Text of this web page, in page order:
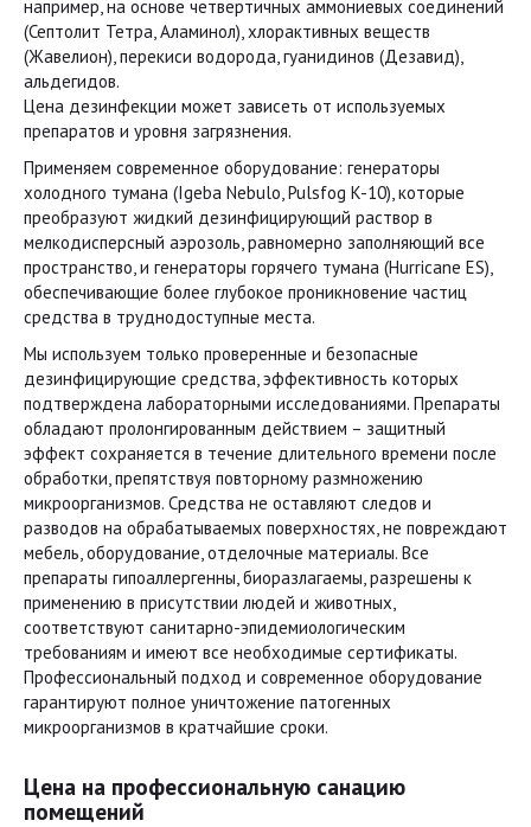
например, на основе четвертичных аммониевых соединений
(Септолит Тетра, Аламинол), хлорактивных веществ
(Жавелион), перекиси водорода, гуанидинов (Дезавид),
альдегидов.
Цена дезинфекции может зависеть от используемых
препаратов и уровня загрязнения.
Применяем современное оборудование: генераторы
холодного тумана (Igeba Nebulo, Pulsfog K-10), которые
преобразуют жидкий дезинфицирующий раствор в
мелкодисперсный аэрозоль, равномерно заполняющий все
пространство, и генераторы горячего тумана (Hurricane ES),
обеспечивающие более глубокое проникновение частиц
средства в труднодоступные места.
Мы используем только проверенные и безопасные
дезинфицирующие средства, эффективность которых
подтверждена лабораторными исследованиями. Препараты
обладают пролонгированным действием – защитный
эффект сохраняется в течение длительного времени после
обработки, препятствуя повторному размножению
микроорганизмов. Средства не оставляют следов и
разводов на обрабатываемых поверхностях, не повреждают
мебель, оборудование, отделочные материалы. Все
препараты гипоаллергенны, биоразлагаемы, разрешены к
применению в присутствии людей и животных,
соответствуют санитарно-эпидемиологическим
требованиям и имеют все необходимые сертификаты.
Профессиональный подход и современное оборудование
гарантируют полное уничтожение патогенных
микроорганизмов в кратчайшие сроки.
Цена на профессиональную санацию
помещений